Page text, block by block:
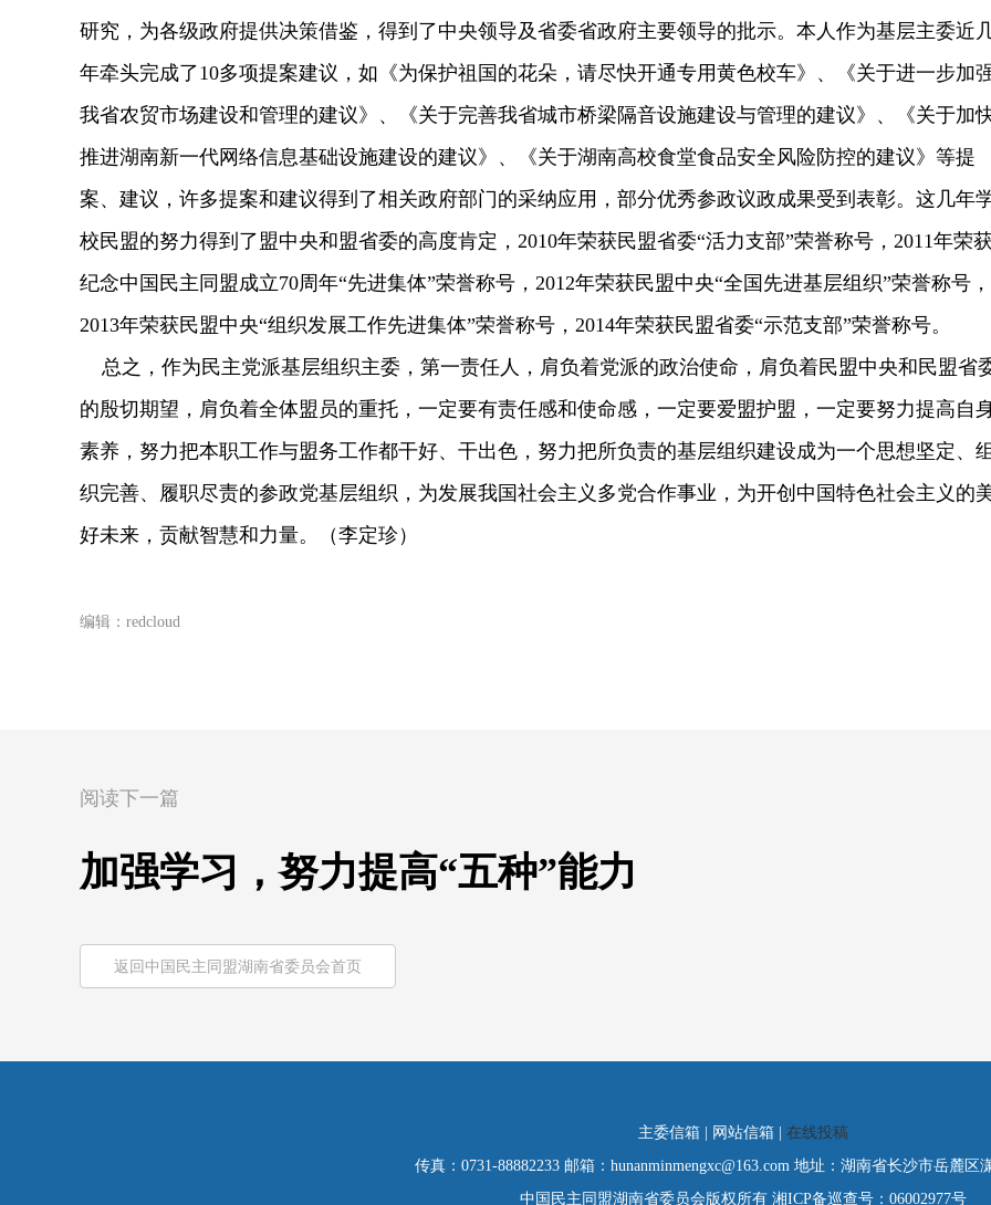
研究，为各级政府提供决策借鉴，得到了中央领导及省委省政府主要领导的批示。本人作为基层主委近
年牵头完成了10多项提案建议，如《为保护祖国的花朵，请尽快开通专用黄色校车》、《关于进一步加
我省农贸市场建设和管理的建议》、《关于完善我省城市桥梁隔音设施建设与管理的建议》、《关于加
推进湖南新一代网络信息基础设施建设的建议》、《关于湖南高校食堂食品安全风险防控的建议》等提
案、建议，许多提案和建议得到了相关政府部门的采纳应用，部分优秀参政议政成果受到表彰。这几年
校民盟的努力得到了盟中央和盟省委的高度肯定，2010年荣获民盟省委“活力支部”荣誉称号，2011年荣
纪念中国民主同盟成立70周年“先进集体”荣誉称号，2012年荣获民盟中央“全国先进基层组织”荣誉称号，
2013年荣获民盟中央“组织发展工作先进集体”荣誉称号，2014年荣获民盟省委“示范支部”荣誉称号。
总之，作为民主党派基层组织主委，第一责任人，肩负着党派的政治使命，肩负着民盟中央和民盟省
的殷切期望，肩负着全体盟员的重托，一定要有责任感和使命感，一定要爱盟护盟，一定要努力提高自
素养，努力把本职工作与盟务工作都干好、干出色，努力把所负责的基层组织建设成为一个思想坚定、组
织完善、履职尽责的参政党基层组织，为发展我国社会主义多党合作事业，为开创中国特色社会主义的
好未来，贡献智慧和力量。（李定珍）
编辑：redcloud
阅读下一篇
加强学习，努力提高“五种”能力
返回中国民主同盟湖南省委员会首页
主委信箱 | 网站信箱 | 在线投稿
传真：0731-88882233 邮箱：hunanminmengxc@163.com 地址：湖南省长沙市岳麓区
中国民主同盟湖南省委员会版权所有 湘ICP备巡查号：06002977号